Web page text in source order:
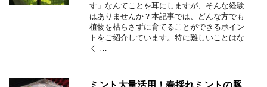
す」なんてことを耳にしますが、そんな経験
はありませんか？本記事では、どんな方でも
植物を枯らさずに育てることができるポイン
トをご紹介しています。特に難しいことはな
く …
ミント大量活用！春採れミントの豚